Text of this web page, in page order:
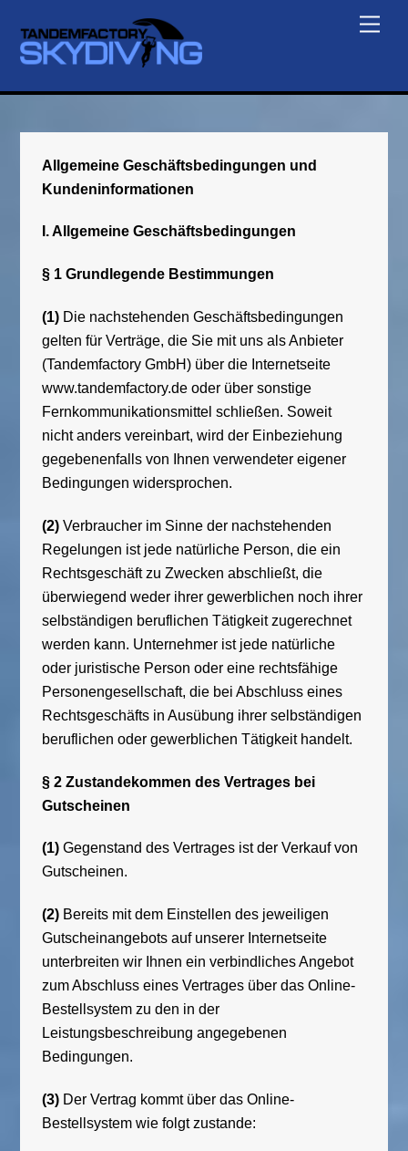
content
Allgemeine Geschäftsbedingungen und
Kundeninformationen
I. Allgemeine Geschäftsbedingungen
§ 1 Grundlegende Bestimmungen
(1) Die nachstehenden Geschäftsbedingungen
gelten für Verträge, die Sie mit uns als Anbieter
(Tandemfactory GmbH) über die Internetseite
www.tandemfactory.de oder über sonstige
Fernkommunikationsmittel schließen. Soweit
nicht anders vereinbart, wird der Einbeziehung
gegebenenfalls von Ihnen verwendeter eigener
Bedingungen widersprochen.
(2) Verbraucher im Sinne der nachstehenden
Regelungen ist jede natürliche Person, die ein
Rechtsgeschäft zu Zwecken abschließt, die
überwiegend weder ihrer gewerblichen noch ihrer
selbständigen beruflichen Tätigkeit zugerechnet
werden kann. Unternehmer ist jede natürliche
oder juristische Person oder eine rechtsfähige
Personengesellschaft, die bei Abschluss eines
Rechtsgeschäfts in Ausübung ihrer selbständigen
beruflichen oder gewerblichen Tätigkeit handelt.
§ 2 Zustandekommen des Vertrages bei
Gutscheinen
(1) Gegenstand des Vertrages ist der Verkauf von
Gutscheinen.
(2) Bereits mit dem Einstellen des jeweiligen
Gutscheinangebots auf unserer Internetseite
unterbreiten wir Ihnen ein verbindliches Angebot
zum Abschluss eines Vertrages über das Online-
Bestellsystem zu den in der
Leistungsbeschreibung angegebenen
Bedingungen.
(3) Der Vertrag kommt über das Online-
Bestellsystem wie folgt zustande: